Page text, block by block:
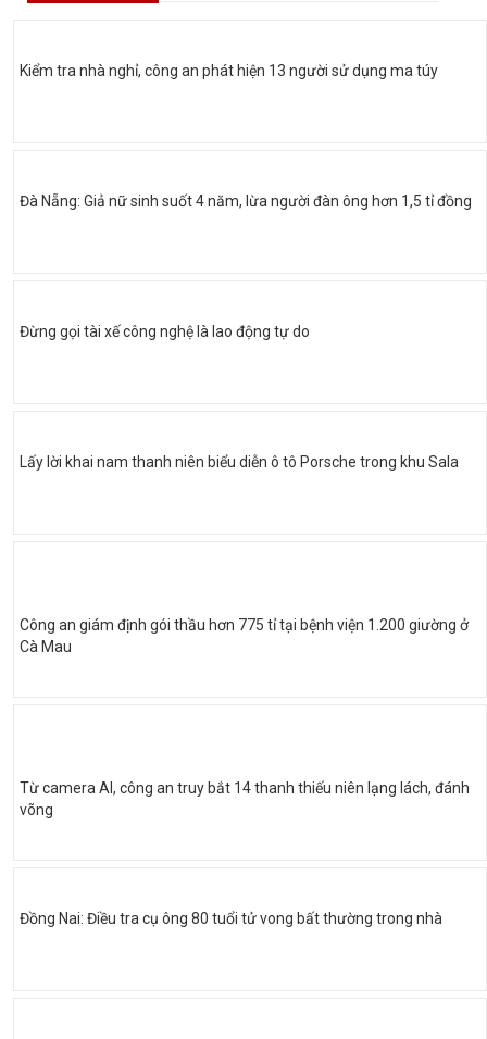
Kiểm tra nhà nghỉ, công an phát hiện 13 người sử dụng ma túy
Đà Nẵng: Giả nữ sinh suốt 4 năm, lừa người đàn ông hơn 1,5 tỉ đồng
Đừng gọi tài xế công nghệ là lao động tự do
Lấy lời khai nam thanh niên biểu diễn ô tô Porsche trong khu Sala
Công an giám định gói thầu hơn 775 tỉ tại bệnh viện 1.200 giường ở
Cà Mau
Từ camera AI, công an truy bắt 14 thanh thiếu niên lạng lách, đánh
võng
Đồng Nai: Điều tra cụ ông 80 tuổi tử vong bất thường trong nhà